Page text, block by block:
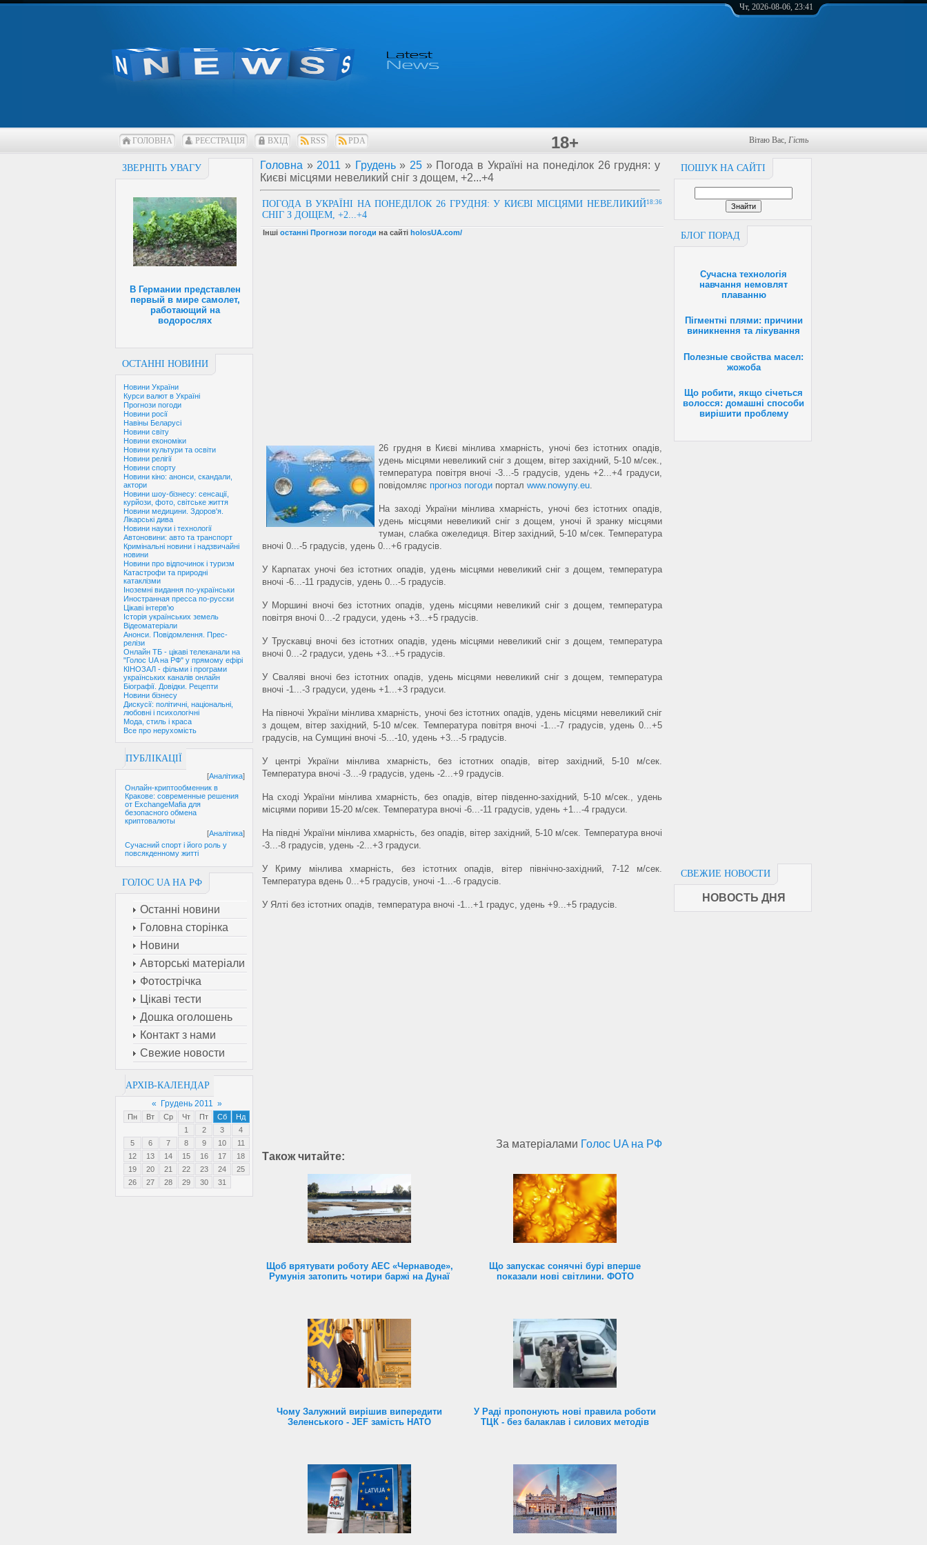
Чт, 2026-08-06, 23:41
ГОЛОВНА РЕЄСТРАЦІЯ ВХІД RSS PDA 18+ Вітаю Вас, Гість
ЗВЕРНІТЬ УВАГУ
В Германии представлен
первый в мире самолет,
работающий на
водорослях
ОСТАННІ НОВИНИ
Новини України
Курси валют в Україні
Прогнози погоди
Новини росії
Навіны Беларусі
Новини світу
Новини економіки
Новини культури та освіти
Новини релігії
Новини спорту
Новини кіно: анонси, скандали,
актори
Новини шоу-бізнесу: сенсації,
курйози, фото, світське життя
Новини медицини. Здоров'я.
Лікарські дива
Новини науки і технології
Автоновини: авто та транспорт
Кримінальні новини і надзвичайні
новини
Новини про відпочинок і туризм
Катастрофи та природні
катаклізми
Іноземні видання по-українськи
Иностранная пресса по-русски
Цікаві інтерв'ю
Історія українських земель
Відеоматеріали
Анонси. Повідомлення. Прес-
релізи
Онлайн ТБ - цікаві телеканали на
"Голос UA на РФ" у прямому ефірі
КІНОЗАЛ - фільми і програми
українських каналів онлайн
Біографії. Довідки. Рецепти
Новини бізнесу
Дискусії: політичні, національні,
любовні і психологічні
Мода, стиль і краса
Все про нерухомість
ПУБЛІКАЦІЇ
[Аналітика]
Онлайн-криптообменник в
Кракове: современные решения
от ExchangeMafia для
безопасного обмена
криптовалюты
[Аналітика]
Сучасний спорт і його роль у
повсякденному житті
ГОЛОС UA НА РФ
Останні новини
Головна сторінка
Новини
Авторські матеріали
Фотострічка
Цікаві тести
Дошка оголошень
Контакт з нами
Свежие новости
АРХІВ-КАЛЕНДАР
« Грудень 2011 »
Пн Вт Ср Чт Пт Сб
Нд
1
2 3
4
5
6 7 8 9 10
11
12
13 14 15 16 17
18
19
20 21 22 23 24
25
26
27 28 29 30 31
ПОШУК НА САЙТІ
БЛОГ ПОРАД
Сучасна технологія
навчання немовлят
плаванню
Пігментні плями: причини
виникнення та лікування
Полезные свойства масел:
жожоба
Що робити, якщо січеться
волосся: домашні способи
вирішити проблему
СВЕЖИЕ НОВОСТИ
НОВОСТЬ ДНЯ
Головна » 2011 » Грудень » 25 » Погода в Україні на понеділок 26 грудня: у
Києві місцями невеликий сніг з дощем, +2...+4
18:36
ПОГОДА В УКРАЇНІ НА ПОНЕДІЛОК 26 ГРУДНЯ: У КИЄВІ МІСЦЯМИ НЕВЕЛИКИЙ
СНІГ З ДОЩЕМ, +2...+4
Інші останні Прогнози погоди на сайті holosUA.com/
26 грудня в Києві мінлива хмарність, уночі без істотних опадів,
удень місцями невеликий сніг з дощем, вітер західний, 5-10 м/сек.,
температура повітря вночі -3...-5 градусів, удень +2...+4 градуси,
повідомляє прогноз погоди портал www.nowyny.eu.
На заході України мінлива хмарність, уночі без істотних опадів,
удень місцями невеликий сніг з дощем, уночі й зранку місцями
туман, слабка ожеледиця. Вітер західний, 5-10 м/сек. Температура
вночі 0...-5 градусів, удень 0...+6 градусів.
У Карпатах уночі без істотних опадів, удень місцями невеликий сніг з дощем, температура
вночі -6...-11 градусів, удень 0...-5 градусів.
У Моршині вночі без істотних опадів, удень місцями невеликий сніг з дощем, температура
повітря вночі 0...-2 градуси, удень +3...+5 градусів.
У Трускавці вночі без істотних опадів, удень місцями невеликий сніг з дощем, температура
вночі 0...-2 градуси, удень +3...+5 градусів.
У Сваляві вночі без істотних опадів, удень місцями невеликий сніг з дощем, температура
вночі -1...-3 градуси, удень +1...+3 градуси.
На півночі України мінлива хмарність, уночі без істотних опадів, удень місцями невеликий сніг
з дощем, вітер західний, 5-10 м/сек. Температура повітря вночі -1...-7 градусів, удень 0...+5
градусів, на Сумщині вночі -5...-10, удень +3...-5 градусів.
У центрі України мінлива хмарність, без істотних опадів, вітер західний, 5-10 м/сек.
Температура вночі -3...-9 градусів, удень -2...+9 градусів.
На сході України мінлива хмарність, без опадів, вітер південно-західний, 5-10 м/сек., удень
місцями пориви 15-20 м/сек. Температура вночі -6...-11 градусів, удень +1...-4 градуси.
На півдні України мінлива хмарність, без опадів, вітер західний, 5-10 м/сек. Температура вночі
-3...-8 градусів, удень -2...+3 градуси.
У Криму мінлива хмарність, без істотних опадів, вітер північно-західний, 7-12 м/сек.
Температура вдень 0...+5 градусів, уночі -1...-6 градусів.
У Ялті без істотних опадів, температура вночі -1...+1 градус, удень +9...+5 градусів.
За матеріалами Голос UA на РФ
Також читайте:
Щоб врятувати роботу АЕС «Чернаводе»,
Румунія затопить чотири баржі на Дунаї
Що запускає сонячні бурі вперше
показали нові світлини. ФОТО
Чому Залужний вирішив випередити
Зеленського - JEF замість НАТО
У Раді пропонують нові правила роботи
ТЦК - без балаклав і силових методів